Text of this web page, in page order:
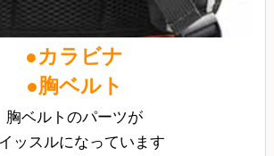
●カラビナ
●胸ベルト
胸ベルトのパーツが
ッスルになっています